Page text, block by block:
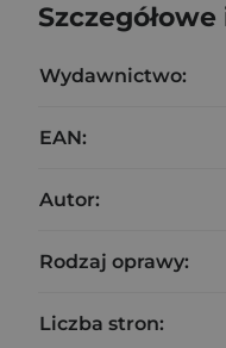
Wydawnictwo:
EAN:
Autor:
Rodzaj oprawy:
Liczba stron: